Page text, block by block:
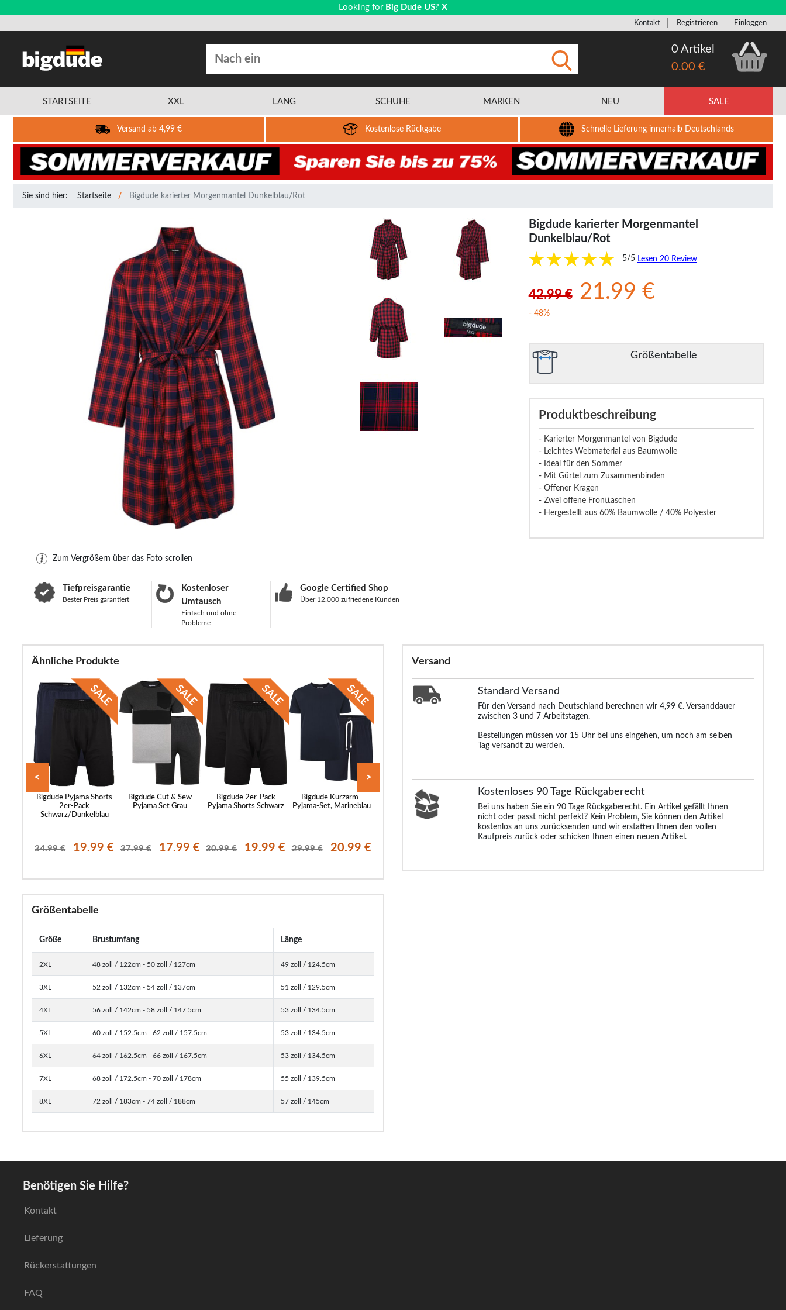
Looking for Big Dude US? X
Kontakt Registrieren Einloggen
0 Artikel
0.00 €
STARTSEITE XXL LANG SCHUHE MARKEN NEU SALE
Versand ab 4,99 € Kostenlose Rückgabe Schnelle Lieferung innerhalb Deutschlands
Sie sind hier: Startseite Bigdude karierter Morgenmantel Dunkelblau/Rot
Zum Vergrößern über das Foto scrollen
Tiefpreisgarantie
Bester Preis garantiert
Kostenloser
Umtausch
Einfach und ohne
Probleme
Google Certified Shop
Über 12.000 zufriedene Kunden
Bigdude karierter Morgenmantel
Dunkelblau/Rot
5/5 Lesen 20 Review
42.99 € 21.99 €
- 48%
Größentabelle
Produktbeschreibung
- Karierter Morgenmantel von Bigdude
- Leichtes Webmaterial aus Baumwolle
- Ideal für den Sommer
- Mit Gürtel zum Zusammenbinden
- Offener Kragen
- Zwei offene Fronttaschen
- Hergestellt aus 60% Baumwolle / 40% Polyester
Versand
StandardVersand
Für den Versand nach Deutschland berechnen wir 4,99 €. Versanddauer
zwischen 3 und 7 Arbeitstagen.
Bestellungen müssen vor 15 Uhr bei uns eingehen, um noch am selben
Tag versandt zu werden.
Kostenloses 90 Tage Rückgaberecht
Bei uns haben Sie ein 90 Tage Rückgaberecht. Ein Artikel gefällt Ihnen
nicht oder passt nicht perfekt? Kein Problem, Sie können den Artikel
kostenlos an uns zurücksenden und wir erstatten Ihnen den vollen
Kaufpreis zurück oder schicken Ihnen einen neuen Artikel.
Ähnliche Produkte
Bigdude Pyjama Shorts
2er-Pack
Schwarz/Dunkelblau
34.99 € 19.99 €
Bigdude Cut & Sew
Pyjama Set Grau
37.99 € 17.99 €
Bigdude 2er-Pack
Pyjama Shorts Schwarz
30.99 € 19.99 €
Bigdude Kurzarm-
Pyjama-Set, Marineblau
29.99 € 20.99 €
Bigdude Klassische
Pyjama Shorts
Doppelpack
mit kurzen Ärmeln,
Marineblau/Hellblau
Bigdude Baumwoll-
Pyjama-Set mit
Palmenmuster, Türkis
Raglan-Pyjama-Set,
Karmesinrot/Marineblau Paspelierung,
< >
Größentabelle
Größe Brustumfang Länge
2XL 48 zoll / 122cm - 50 zoll / 127cm 49 zoll / 124.5cm
3XL 52 zoll / 132cm - 54 zoll / 137cm 51 zoll / 129.5cm
4XL 56 zoll / 142cm - 58 zoll / 147.5cm 53 zoll / 134.5cm
5XL 60 zoll / 152.5cm - 62 zoll / 157.5cm 53 zoll / 134.5cm
6XL 64 zoll / 162.5cm - 66 zoll / 167.5cm 53 zoll / 134.5cm
7XL 68 zoll / 172.5cm - 70 zoll / 178cm 55 zoll / 139.5cm
8XL 72 zoll / 183cm - 74 zoll / 188cm 57 zoll / 145cm
Benötigen Sie Hilfe?
Kontakt
Lieferung
Rückerstattungen
FAQ